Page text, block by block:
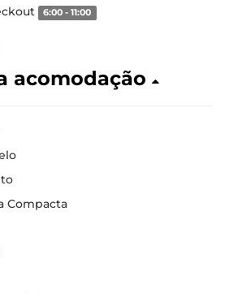
6:00 - 11:00
acomodação
Compacta